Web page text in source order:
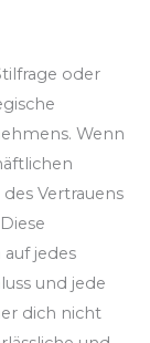
oder
Wenn
Vertrauens
jedes
und jede
dich nicht